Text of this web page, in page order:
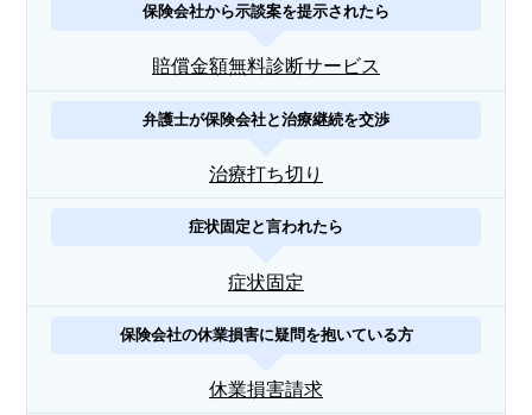
保険会社から示談案を提示されたら
賠償金額無料診断サービス
弁護士が保険会社と治療継続を交渉
治療打ち切り
症状固定と言われたら
症状固定
保険会社の休業損害に疑問を抱いている方
休業損害請求